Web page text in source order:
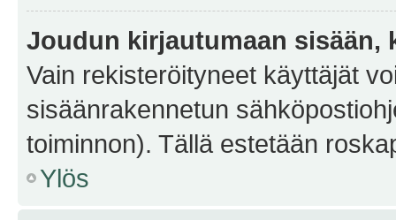
Joudun kirjautumaan sisään,
Vain rekisteröityneet käyttäjät
sisäänrakennetun
toiminnon). Tällä estetään
Ylös